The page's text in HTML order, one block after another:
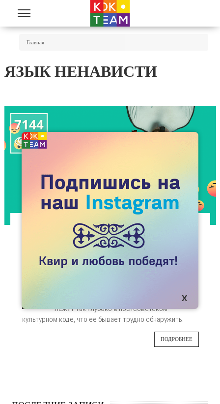
Перейти к основному содержанию
Главная
ЯЗЫК НЕНАВИСТИ
7144

ГОМОФОБИЯ КАК ЧАСТЬ КУЛЬТУРНОГО
КОДА
08
поскольку анти-гомосексуальная риторика
лежит так глубоко в постсоветском
культурном коде, что ее бывает трудно обнаружить.
ПОДРОБНЕЕ